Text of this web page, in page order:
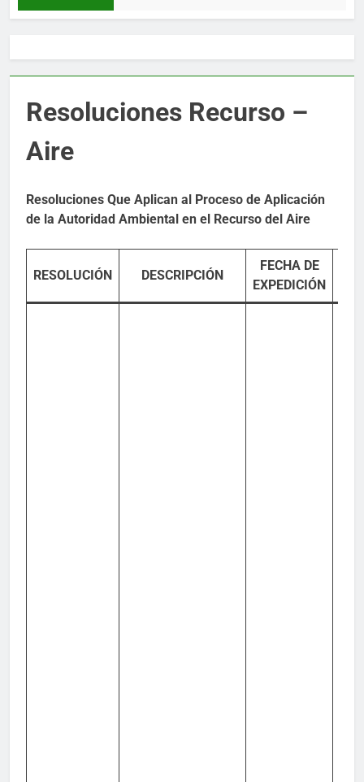
Resoluciones Recurso –
Aire
Resoluciones Que Aplican al Proceso de Aplicación
de la Autoridad Ambiental en el Recurso del Aire
RESOLUCIÓN DESCRIPCIÓN
FECHA DE
EXPEDICIÓN